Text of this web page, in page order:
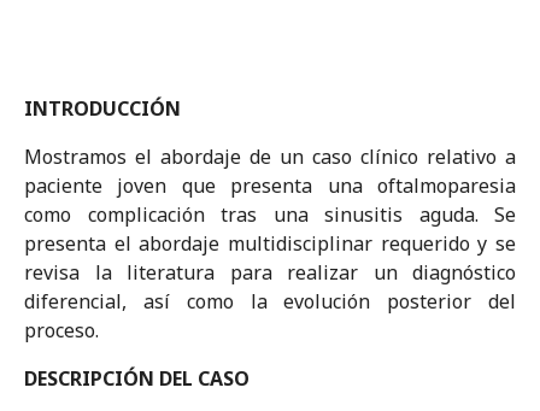
INTRODUCCIÓN
Mostramos el abordaje de un caso clínico relativo a
paciente joven que presenta una oftalmoparesia
como complicación tras una sinusitis aguda. Se
presenta el abordaje multidisciplinar requerido y se
revisa la literatura para realizar un diagnóstico
diferencial, así como la evolución posterior del
proceso.
DESCRIPCIÓN DEL CASO